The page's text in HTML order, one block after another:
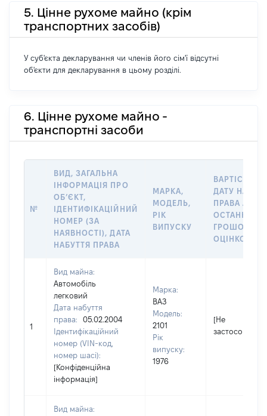
5. Цінне рухоме майно (крім
транспортних засобів)
У суб'єкта декларування чи членів його сім'ї відсутні
об'єкти для декларування в цьому розділі.
6. Цінне рухоме майно -
транспортні засоби
№
ВИД, ЗАГАЛЬНА
ІНФОРМАЦІЯ ПРО
ОБʼЄКТ,
ІДЕНТИФІКАЦІЙНИЙ
НОМЕР (ЗА
НАЯВНОСТІ), ДАТА
НАБУТТЯ ПРАВА
МАРКА,
МОДЕЛЬ,
РІК
ВИПУСКУ
ВАРТІСТЬ НА
ДАТУ
ПРАВА АБО
ГРОШОВОЮ
ОЦІНКОЮ,
1
Вид майна:
Автомобіль
легковий
Дата набуття
права:
05.02.2004
Ідентифікаційний
номер (VIN-код,
номер шасі):
[Конфіденційна
інформація]
Марка:
ВАЗ
Модель:
2101
Рік
випуску:
1976
[Не
Вид майна: